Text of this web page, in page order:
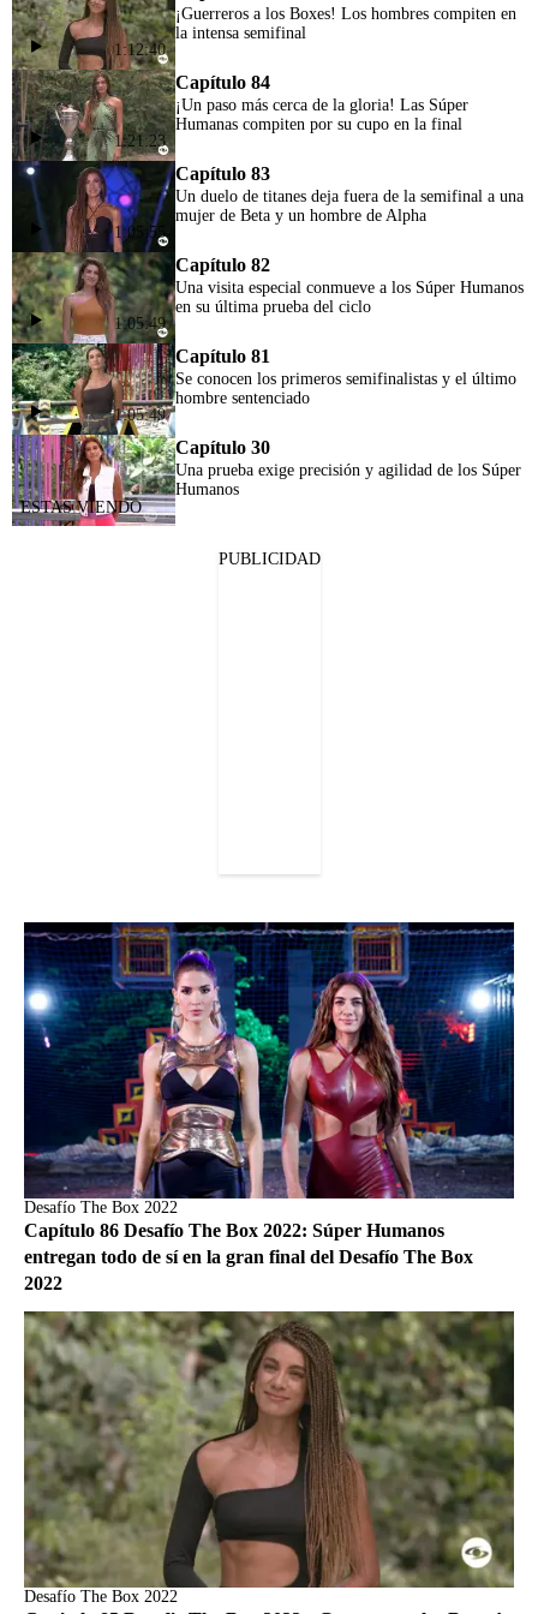
1:12:40
¡Guerreros a los Boxes! Los hombres compiten en
la intensa semifinal
1:21:23
Capítulo 84
¡Un paso más cerca de la gloria! Las Súper
Humanas compiten por su cupo en la final
1:05:55
Capítulo 83
Un duelo de titanes deja fuera de la semifinal a una
mujer de Beta y un hombre de Alpha
1:05:49
Capítulo 82
Una visita especial conmueve a los Súper Humanos
en su última prueba del ciclo
1:05:49
Capítulo 81
Se conocen los primeros semifinalistas y el último
hombre sentenciado
Capítulo 30
Una prueba exige precisión y agilidad de los Súper
Humanos
PUBLICIDAD
Desafío The Box 2022
Capítulo 86 Desafío The Box 2022: Súper Humanos
entregan todo de sí en la gran final del Desafío The Box
2022
Desafío The Box 2022